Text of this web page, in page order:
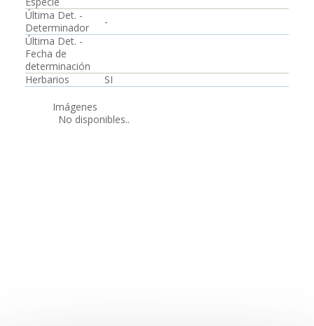
Última Det. -
Determinador
-
Última Det. -
Fecha de
determinación
Herbarios
SI
Imágenes
No disponibles..